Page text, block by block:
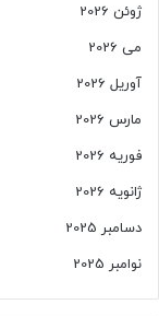
ت
ش
ش
ژوئن 2026
می 2026
آوریل 2026
مارس 2026
فوریه 2026
ژانویه 2026
دسامبر 2025
نوامبر 2025